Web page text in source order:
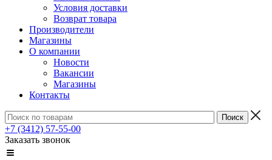
Условия доставки
Возврат товара
Производители
Магазины
О компании
Новости
Вакансии
Магазины
Контакты
+7 (3412) 57-55-00
Заказать звонок